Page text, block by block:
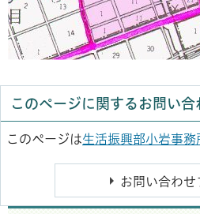
このページに関するお問い合
このページは生活振興部小岩事務